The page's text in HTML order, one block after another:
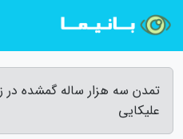
تمدن سه هزار ساله گمشده در
علیکایی